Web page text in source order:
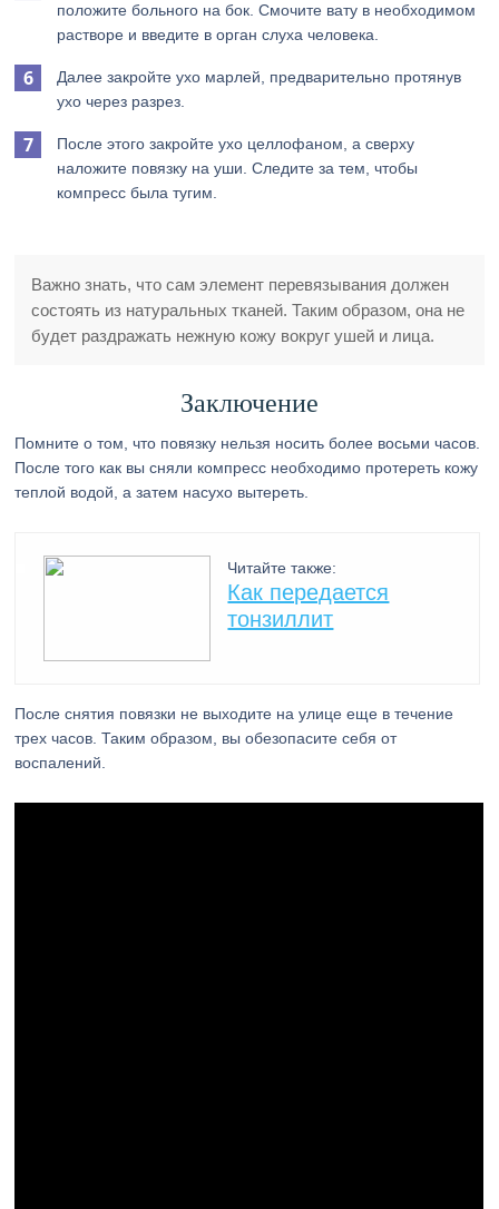
положите больного на бок. Смочите вату в необходимом
растворе и введите в орган слуха человека.
Далее закройте ухо марлей, предварительно протянув
ухо через разрез.
После этого закройте ухо целлофаном, а сверху
наложите повязку на уши. Следите за тем, чтобы
компресс была тугим.
Важно знать, что сам элемент перевязывания должен
состоять из натуральных тканей. Таким образом, она не
будет раздражать нежную кожу вокруг ушей и лица.
Заключение
Помните о том, что повязку нельзя носить более восьми часов.
После того как вы сняли компресс необходимо протереть кожу
теплой водой, а затем насухо вытереть.
Читайте также:
Как передается
тонзиллит
После снятия повязки не выходите на улице еще в течение
трех часов. Таким образом, вы обезопасите себя от
воспалений.